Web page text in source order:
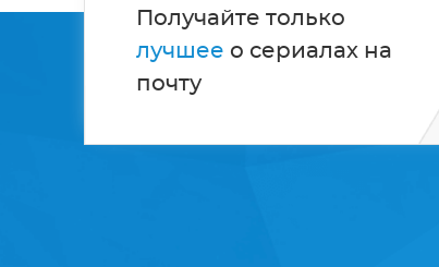
Получайте только
лучшее о сериалах на
почту